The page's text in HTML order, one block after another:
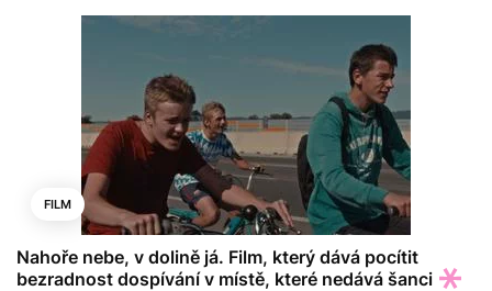
FILM
Nahoře nebe, v dolině já. Film, který dává pocítit
bezradnost dospívání v místě, které nedává šanci